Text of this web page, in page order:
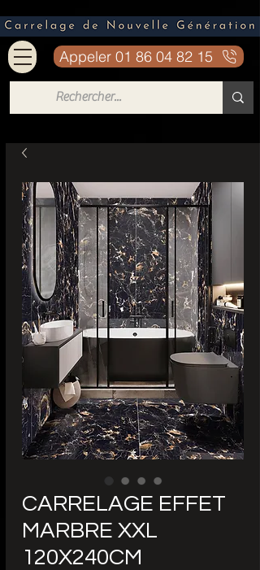
Appeler 01 86 04 82 15
CARRELAGE EFFET
MARBRE XXL
120X240CM